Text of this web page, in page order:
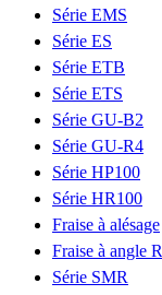
Série EMS
Série ES
Série ETB
Série ETS
Série GU-B2
Série GU-R4
Série HP100
Série HR100
Fraise à alésage
Fraise à angle R
Série SMR